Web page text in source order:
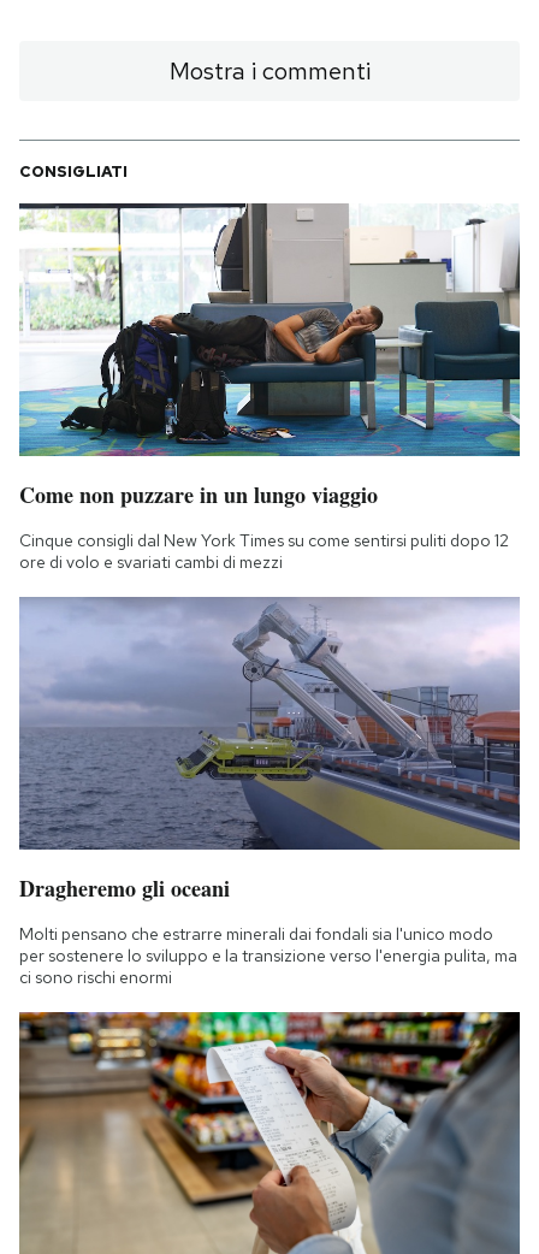
Mostra i commenti
CONSIGLIATI
Come non puzzare in un lungo viaggio
Cinque consigli dal New York Times su come sentirsi puliti dopo 12
ore di volo e svariati cambi di mezzi
Dragheremo gli oceani
Molti pensano che estrarre minerali dai fondali sia l'unico modo
per sostenere lo sviluppo e la transizione verso l'energia pulita, ma
ci sono rischi enormi